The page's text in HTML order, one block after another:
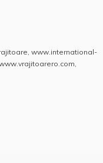
, www.international-
,